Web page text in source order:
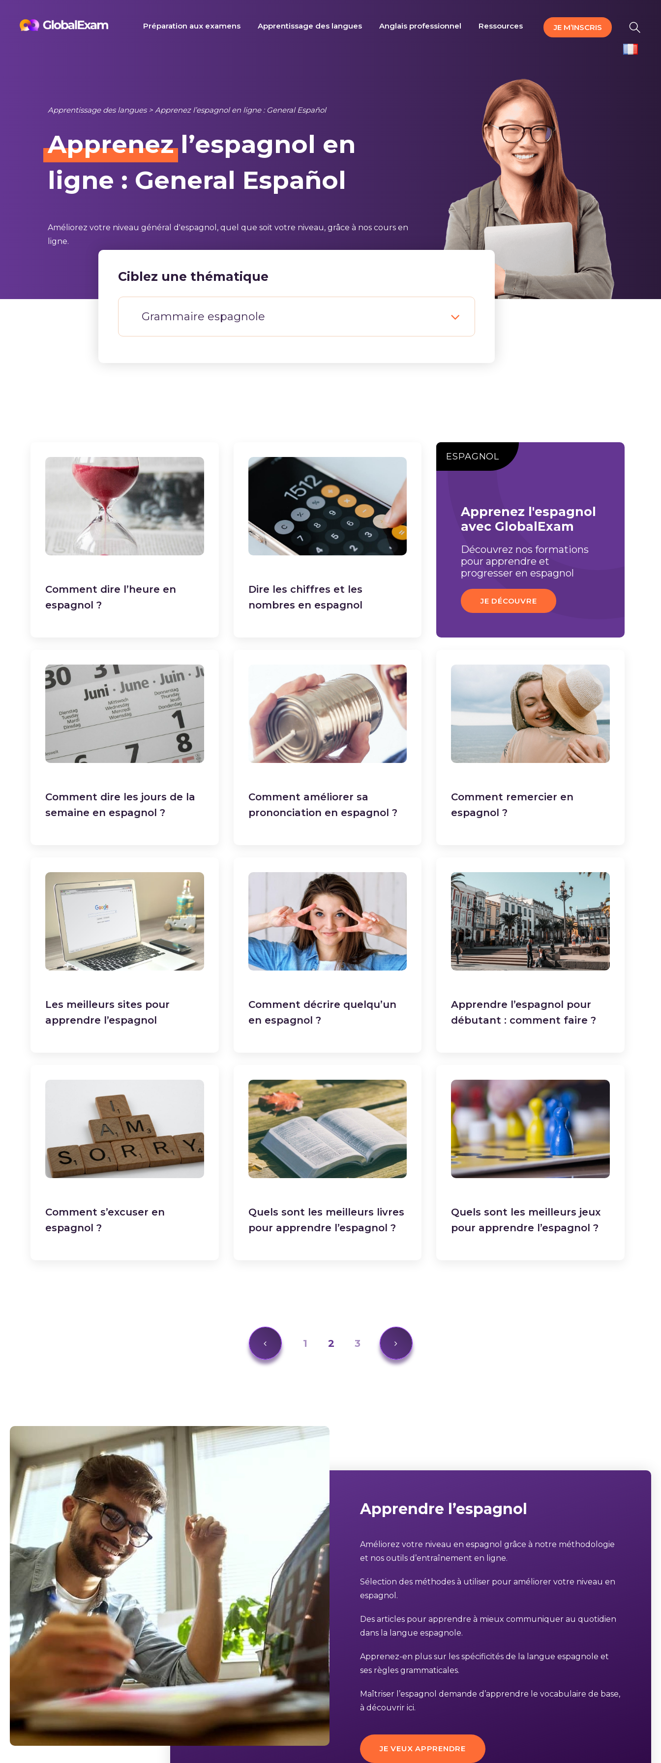
Préparation aux examens Apprentissage des langues Anglais professionnel Ressources JE M’INSCRIS
Apprentissage des langues> Apprenez l’espagnol en ligne : General Español
Apprenezl’espagnol en
ligne : General Español
Améliorez votre niveau général d'espagnol, quel que soit votre niveau, grâce à nos cours en
ligne.
Ciblez une thématique
Grammaire espagnole
Comment dire l’heure en
espagnol ?
Dire les chiffres et les
nombres en espagnol
ESPAGNOL
Apprenez l'espagnol
avec GlobalExam
Découvrez nos formations
pour apprendre et
progresser en espagnol
JE DÉCOUVRE
Comment dire les jours de la
semaine en espagnol ?
Comment améliorer sa
prononciation en espagnol ?
Comment remercier en
espagnol ?
Les meilleurs sites pour
apprendre l’espagnol
Comment décrire quelqu’un
en espagnol ?
Apprendre l’espagnol pour
débutant : comment faire ?
Comment s’excuser en
espagnol ?
Quels sont les meilleurs livres
pour apprendre l’espagnol ?
Quels sont les meilleurs jeux
pour apprendre l’espagnol ?
1 2 3
Apprendre l’espagnol
Améliorez votre niveau en espagnol grâce à notre méthodologie
et nos outils d’entraînement en ligne.
Sélection des méthodes à utiliser pour améliorer votre niveau en
espagnol.
Des articles pour apprendre à mieux communiquer au quotidien
dans la langue espagnole.
Apprenez-en plus sur les spécificités de la langue espagnole et
ses règles grammaticales.
Maîtriser l’espagnol demande d’apprendre le vocabulaire de base,
à découvrir ici.
JE VEUX APPRENDRE